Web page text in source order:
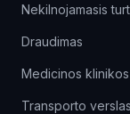
Nekilnojamasis
Draudimas
Medicinos klinikos
Transporto verslas